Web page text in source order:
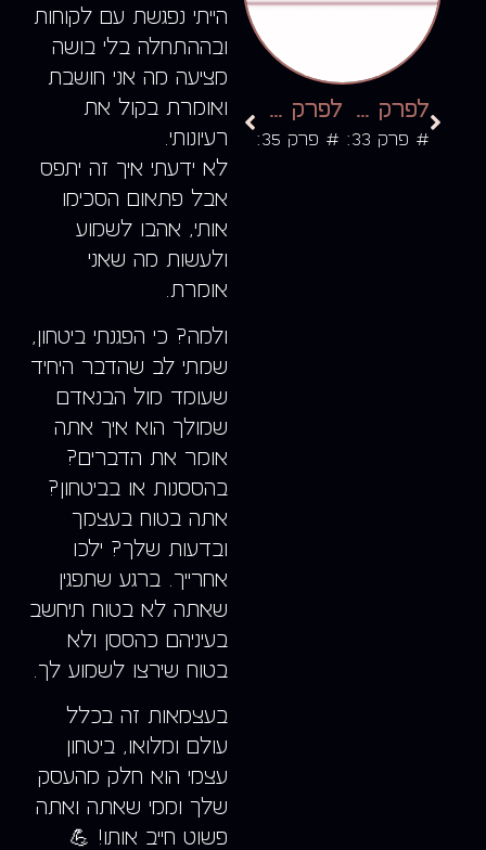
הייתי נפגשת עם לקוחות
ובההתחלה בלי בושה
מציעה מה אני חושבת
ואומרת בקול את
רעיונותי.
לא ידעתי איך זה יתפס
אבל פתאום הסכימו
אותי, אהבו לשמוע
ולעשות מה שאני
אומרת.
ולמה? כי הפגנתי ביטחון,
שמתי לב שהדבר היחיד
שעומד מול הבנאדם
שמולך הוא איך אתה
אומר את הדברים?
בהססנות או בביטחון?
אתה בטוח בעצמך
ובדעות שלך? ילכו
אחרייך. ברגע שתפגין
שאתה לא בטוח תיחשב
בעיניהם כהססן ולא
בטוח שירצו לשמוע לך.
בעצמאות זה בכלל
עולם ומלואו, ביטחון
עצמי הוא חלק מהעסק
שלך וממי שאתה ואתה
פשוט חייב אותו! 💪
לפרק הקודם
# פרק 33:
לפרק הבא
# פרק 35: